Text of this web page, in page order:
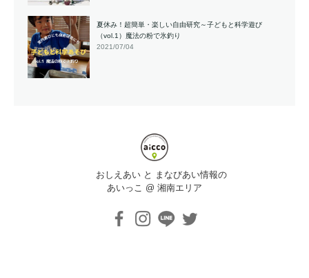
夏休み！超簡単・楽しい自由研究～子どもと科学遊び
（vol.1）魔法の粉で氷釣り
2021/07/04
おしえあい と まなびあい情報の
あいっこ @ 湘南エリア